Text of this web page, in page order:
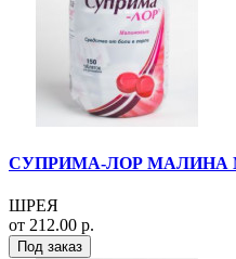
СУПРИМА-ЛОР МАЛИНА
ШРЕЯ
от 212.00 р.
Под заказ